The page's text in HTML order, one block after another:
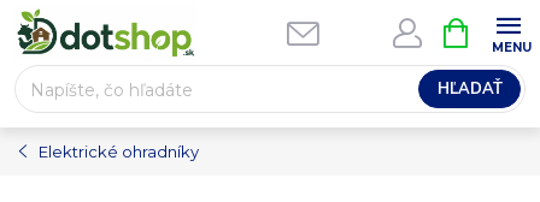
Prejsť
na
obsah
HĽADAŤ
KOŠÍK
Elektrické ohradníky